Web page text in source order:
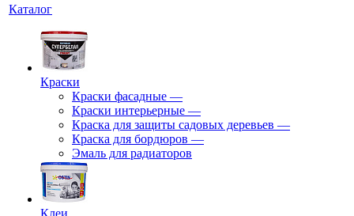
Каталог
Краски
Краски фасадные —
Краски интерьерные —
Краска для защиты садовых деревьев —
⁠Краска для бордюров —
Эмаль для радиаторов
Клеи